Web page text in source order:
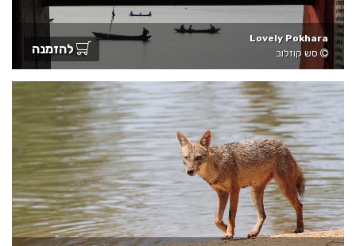
Lovely Pokhara
סש קוזלוב
להזמנה